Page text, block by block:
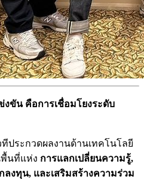
งขัน คือการเชื่อมโยงระดับ
ทีประกวดผลงานด้านเทคโนโลยี
พื้นที่แห่ง การแลกเปลี่ยนความรู้,
ลงทุน, และเสริมสร้างความร่วม